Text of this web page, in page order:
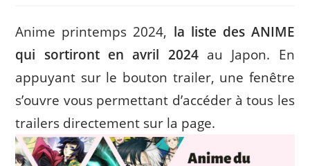
Anime printemps 2024, la liste des ANIME
qui sortiront en avril 2024au Japon. En
appuyant sur le bouton trailer, une fenêtre
s’ouvre vous permettant d’accéder à tous les
trailers directement sur la page.